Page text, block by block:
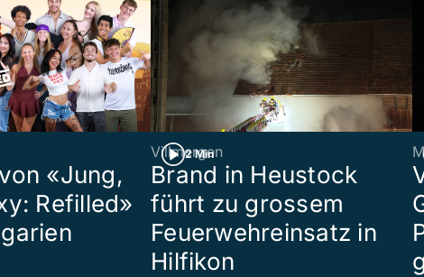
«Jung,
Refilled»
2 Min
Villmergen
Brand in Heustock
führt zu grossem
Feuerwehreinsatz in
Hilfikon